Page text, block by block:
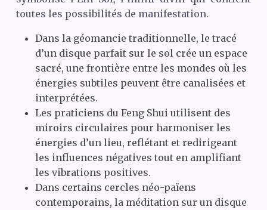
toutes les possibilités de manifestation.
Dans la géomancie traditionnelle, le tracé
d’un disque parfait sur le sol crée un espace
sacré, une frontière entre les mondes où les
énergies subtiles peuvent être canalisées et
interprétées.
Les praticiens du Feng Shui utilisent des
miroirs circulaires pour harmoniser les
énergies d’un lieu, reflétant et redirigeant
les influences négatives tout en amplifiant
les vibrations positives.
Dans certains cercles néo-païens
contemporains, la méditation sur un disque